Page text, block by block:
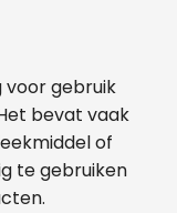
voor gebruik
bevat vaak
of
te gebruiken